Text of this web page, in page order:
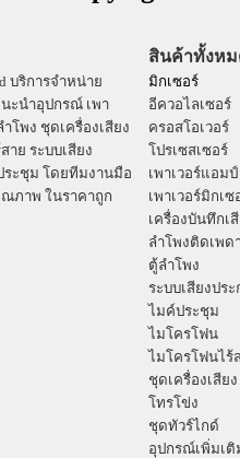
บริการจำหน่าย
ะนำอุปกรณ์ เพา
ำโพง ชุดเครื่องเสียง
าย ระบบเสียง
ระชุม โดยทีมงานมือ
ภาพ ในราคาถูก
สินค้าทั้งห
มิกเซอร์
อีควอไลเซอร์
ครอสโอเวอร์
โปรเซสเซอร์
เพาเวอร์แอมป์
เพาเวอร์มิกเซ
เครื่องบันทึกเ
ลำโพงติดเพด
ตู้ลำโพง
ระบบเสียงประ
ไมค์ประชุม
ไมโครโฟน
ไมโครโฟนไร้
ชุดเครื่องเสียง
โทรโข่ง
ชุดทัวร์ไกด์
อุปกรณ์เพิ่มเติ